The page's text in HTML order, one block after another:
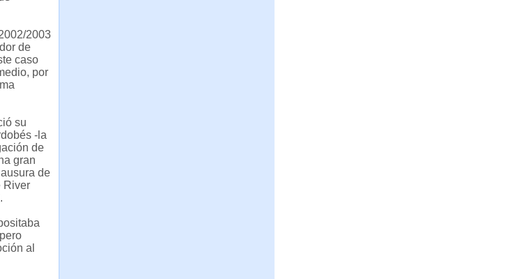
2003
de
caso
por
su
-la
de
gran
de
River
al